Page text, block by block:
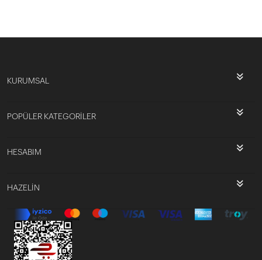
KURUMSAL
POPÜLER KATEGORİLER
HESABIM
HAZELİN